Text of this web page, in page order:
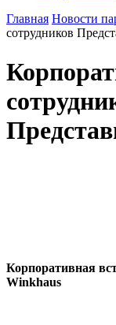
Главная Новости
сотрудников
Корпоративная
Winkhaus